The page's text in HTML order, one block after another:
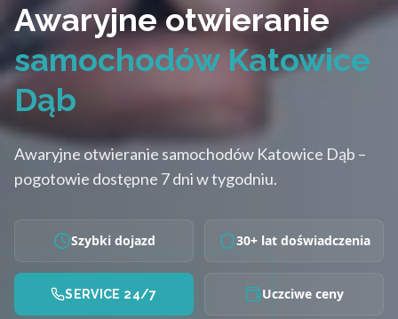
Awaryjne otwieranie
samochodów Katowice
Dąb
Awaryjne otwieranie samochodów Katowice Dąb –
pogotowie dostępne 7 dni w tygodniu.
Szybki dojazd 30+ lat doświadczenia
SERVICE 24/7 Uczciwe ceny